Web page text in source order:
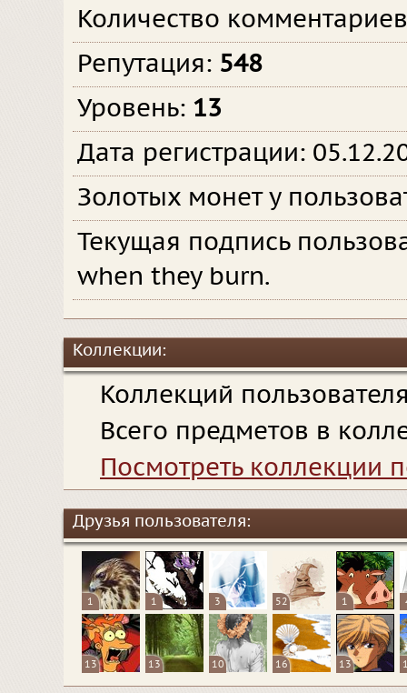
Количество
Репутация: 548
Уровень: 13
Дата регистрации:
Золотых монет у
Текущая подпись
when they burn.
Коллекции:
Коллекций
Всего предметов в
Посмотреть коллекции
Друзья пользователя:
1 1 3 52 1
13 13 10 16 13